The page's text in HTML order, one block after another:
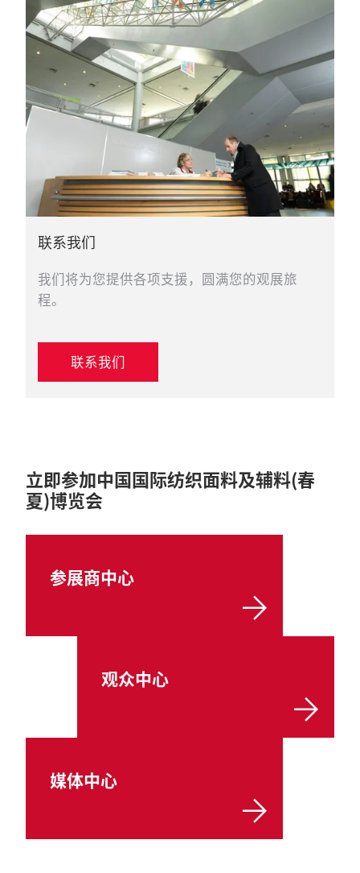
联系我们
我们将为您提供各项支援，圆满您的观展旅
程。
联系我们
立即参加中国国际纺织面料及辅料(春
夏)博览会
参展商中心
观众中心
媒体中心